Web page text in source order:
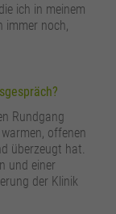
ich in meinem
immer noch,
Rundgang
offenen
überzeugt hat.
und einer
der Klinik